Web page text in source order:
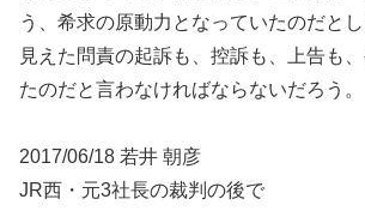
う、希求の原動力となっていたのだと
見えた問責の起訴も、控訴も、上告も
たのだと言わなければならないだろう。
2017/06/18 若井 朝彦
JR西・元3社長の裁判の後で